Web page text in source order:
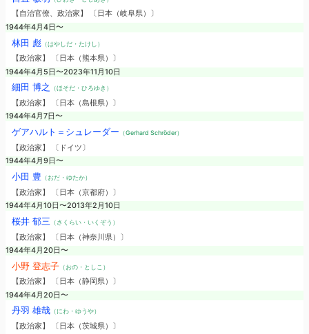
【自治官僚、政治家】 〔日本（岐阜県）〕
1944年4月4日〜
林田 彪（はやしだ・たけし）
【政治家】 〔日本（熊本県）〕
1944年4月5日〜2023年11月10日
細田 博之 （ほそだ・ひろゆき）
【政治家】 〔日本（島根県）〕
1944年4月7日〜
ゲアハルト＝シュレーダー （Gerhard Schröder）
【政治家】 〔ドイツ〕
1944年4月9日〜
小田 豊 （おだ・ゆたか）
【政治家】 〔日本（京都府）〕
1944年4月10日〜2013年2月10日
桜井 郁三 （さくらい・いくぞう）
【政治家】 〔日本（神奈川県）〕
1944年4月20日〜
小野 登志子（おの・としこ）
【政治家】 〔日本（静岡県）〕
1944年4月20日〜
丹羽 雄哉（にわ・ゆうや）
【政治家】 〔日本（茨城県）〕